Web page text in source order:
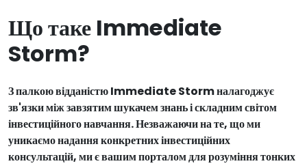
Що таке Immediate
Storm?
З палкою відданістю Immediate Storm налагоджує
зв'язки між завзятим шукачем знань і складним світом
інвестиційного навчання. Незважаючи на те, що ми
уникаємо надання конкретних інвестиційних
консультацій, ми є вашим порталом для розуміння тонких